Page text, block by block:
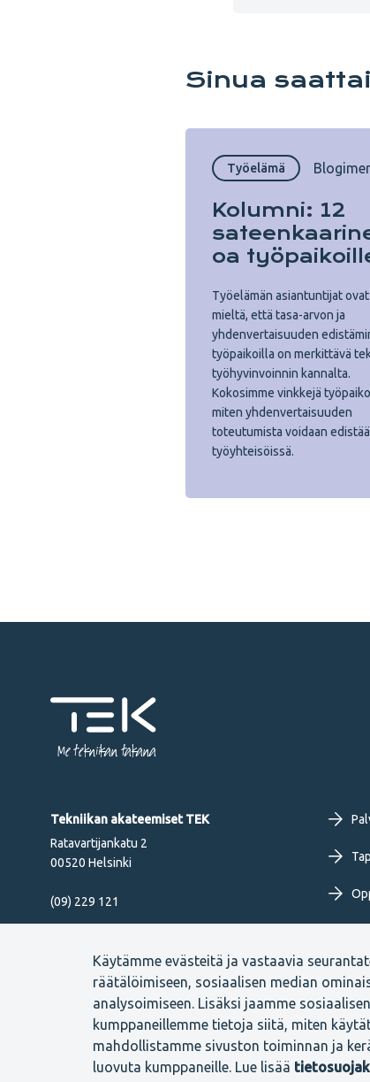
Käytämme evästeitä ja vastaavia
räätälöimiseen, sosiaalisen median
analysoimiseen. Lisäksi jaamme
kumppaneillemme tietoja siitä, miten
mahdollistamme sivuston toiminnan ja
luovuta kumppaneille. Lue lisää
Sinua
Työelämä
Kolumni: 12
oa
Työelämän asiantuntijat
mieltä, että tasa-arvon ja
yhdenvertaisuuden
työpaikoilla on merkittävä
työhyvinvoinnin kannalta.
Kokosimme vinkkejä
miten yhdenvertaisuuden
toteutumista voidaan edistää
työyhteisöissä.
Me tekniikan takana
Tekniikan akateemiset TEK
Ratavartijankatu 2
00520 Helsinki
(09) 229 121
FI
Footer
Evästeasetukset Tietosuojaselosteet Anna